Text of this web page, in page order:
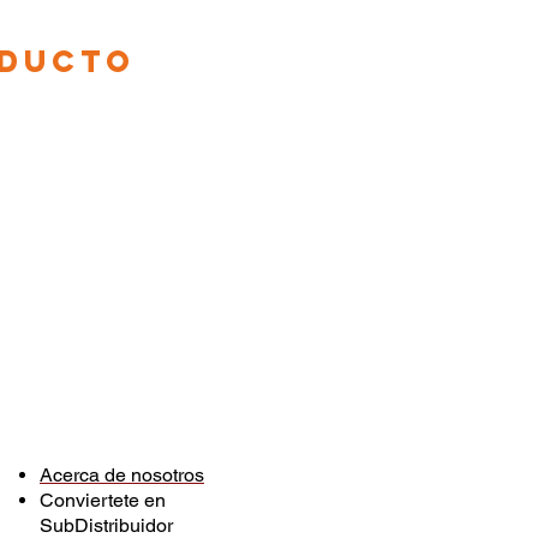
Acerca de nosotros
Conviertete en
SubDistribuidor